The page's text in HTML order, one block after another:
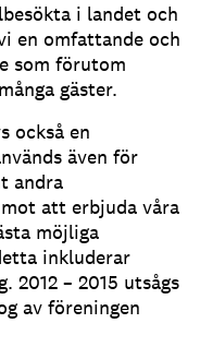
i landet och
en omfattande och
som förutom
gäster.
också en
även för
andra
att erbjuda våra
möjliga
inkluderar
2012 – 2015 utsågs
av föreningen